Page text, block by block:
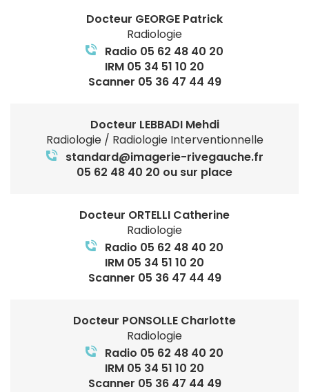
Docteur GEORGE Patrick
Radiologie
Radio 05 62 48 40 20
IRM 05 34 51 10 20
Scanner 05 36 47 44 49
Docteur LEBBADI Mehdi
Radiologie / Radiologie Interventionnelle
standard@imagerie-rivegauche.fr
05 62 48 40 20 ou sur place
Docteur ORTELLI Catherine
Radiologie
Radio 05 62 48 40 20
IRM 05 34 51 10 20
Scanner 05 36 47 44 49
Docteur PONSOLLE Charlotte
Radiologie
Radio 05 62 48 40 20
IRM 05 34 51 10 20
Scanner 05 36 47 44 49